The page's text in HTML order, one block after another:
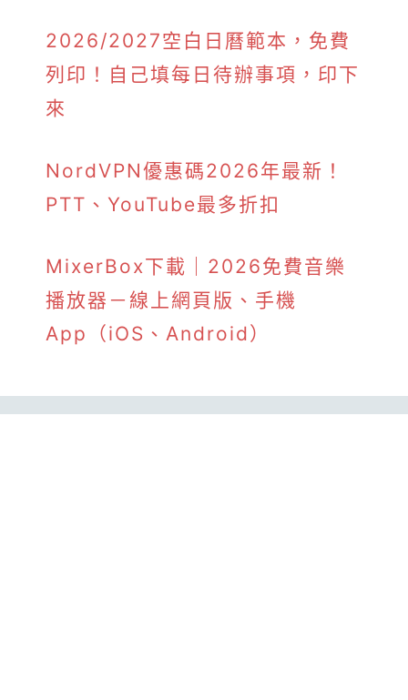
2026/2027空白日曆範本，免費
列印！自己填每日待辦事項，印下
來
NordVPN優惠碼2026年最新！
PTT、YouTube最多折扣
MixerBox下載｜2026免費音樂
播放器－線上網頁版、手機
App（iOS、Android）